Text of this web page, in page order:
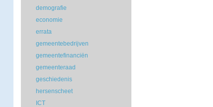
demografie
economie
errata
gemeentebedrijven
gemeentefinanciën
gemeenteraad
geschiedenis
hersenscheet
ICT